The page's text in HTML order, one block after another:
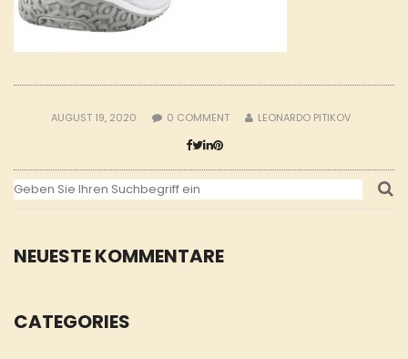
NEUESTE KOMMENTARE
CATEGORIES
AUGUST 19, 2020 0 COMMENT LEONARDO PITIKOV